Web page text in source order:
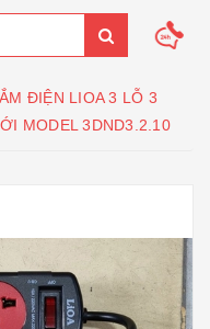
ĐIỆN LIOA 3 LỖ 3
MODEL 3DND3.2.10